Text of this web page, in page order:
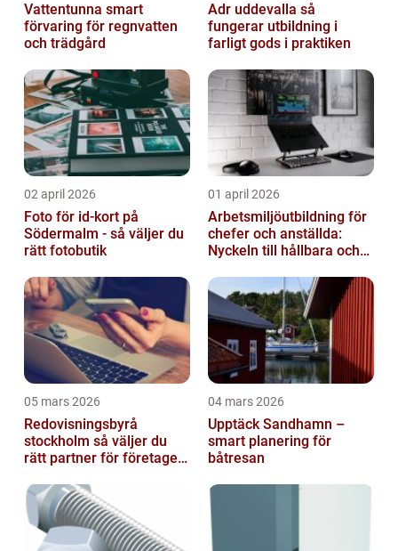
Vattentunna smart
förvaring för regnvatten
och trädgård
Adr uddevalla så
fungerar utbildning i
farligt gods i praktiken
02 april 2026
Foto för id-kort på
Södermalm - så väljer du
rätt fotobutik
01 april 2026
Arbetsmiljöutbildning för
chefer och anställda:
Nyckeln till hållbara och
05 mars 2026
Redovisningsbyrå
stockholm så väljer du
rätt partner för företagets
04 mars 2026
Upptäck Sandhamn –
smart planering för
båtresan